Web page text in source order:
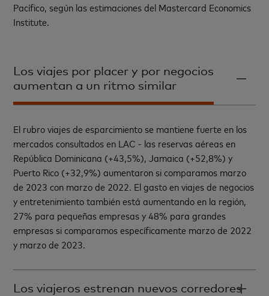
Pacífico, según las estimaciones del Mastercard Economics
Institute.
Los viajes por placer y por negocios
aumentan a un ritmo similar
El rubro viajes de esparcimiento se mantiene fuerte en los
mercados consultados en LAC - las reservas aéreas en
República Dominicana (+43,5%), Jamaica (+52,8%) y
Puerto Rico (+32,9%) aumentaron si comparamos marzo
de 2023 con marzo de 2022. El gasto en viajes de negocios
y entretenimiento también está aumentando en la región,
27% para pequeñas empresas y 48% para grandes
empresas si comparamos específicamente marzo de 2022
y marzo de 2023.
Los viajeros estrenan nuevos corredores